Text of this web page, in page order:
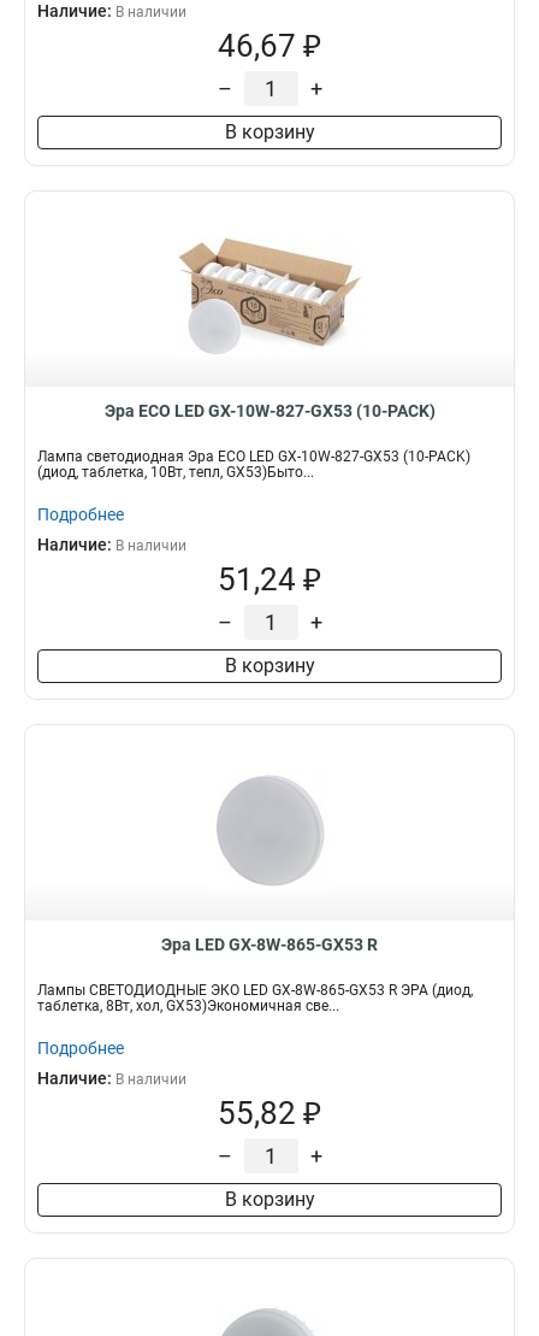
Наличие: В наличии
46,67 ₽
– +
В корзину
Эра ECO LED GX-10W-827-GX53 (10-PACK)
Лампа светодиодная Эра ECO LED GX-10W-827-GX53 (10-PACK)
(диод, таблетка, 10Вт, тепл, GX53)Быто...
Подробнее
Наличие: В наличии
51,24 ₽
– +
В корзину
Эра LED GX-8W-865-GX53 R
Лампы СВЕТОДИОДНЫЕ ЭКО LED GX-8W-865-GX53 R ЭРА (диод,
таблетка, 8Вт, хол, GX53)Экономичная све...
Подробнее
Наличие: В наличии
55,82 ₽
– +
В корзину